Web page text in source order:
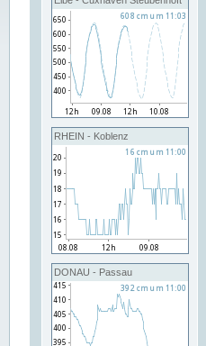
RHEIN - Koblenz
DONAU - Passau